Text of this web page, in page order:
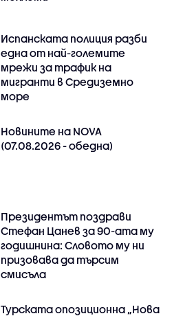
Испанската полиция разби
една от най-големите
мрежи за трафик на
мигранти в Средиземно
море
Новините на NOVA
(07.08.2026 - обедна)
Президентът поздрави
Стефан Цанев за 90-ата му
годишнина: Словото му ни
призовава да търсим
смисъла
Турската опозиционна „Нова